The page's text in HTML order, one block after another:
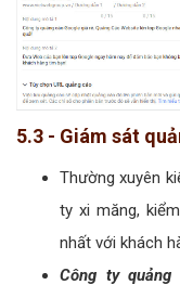
5.3 - Giám sát
Thường xuyên
ty xi măng,
nhất với khách
Công ty quảng